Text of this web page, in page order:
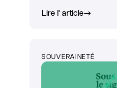
Lire l' article
SOUVERAINETÉ